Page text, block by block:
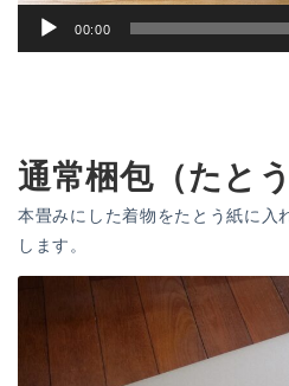
00:00
通常梱包（たと
本畳みにした着物をたとう紙に入
します。